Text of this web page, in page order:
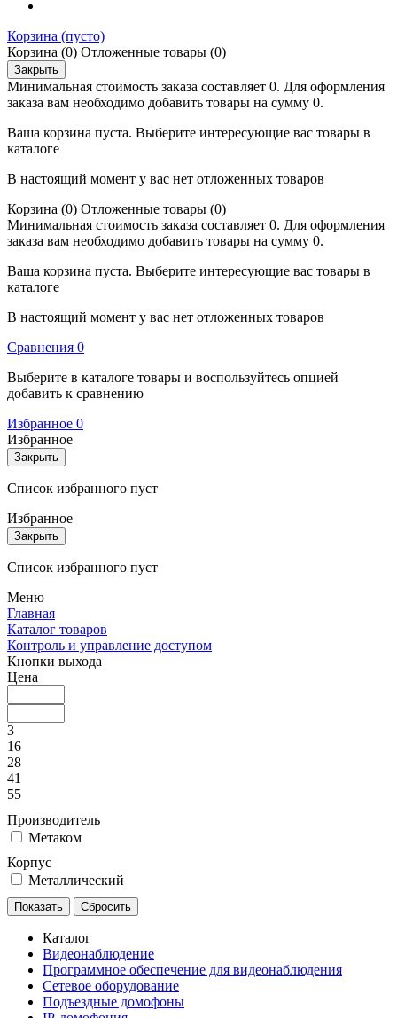
Корзина (пусто)
Корзина (0) Отложенные товары (0)
Закрыть
Минимальная стоимость заказа составляет 0. Для оформления
заказа вам необходимо добавить товары на сумму 0.
Ваша корзина пуста. Выберите интересующие вас товары в
каталоге
В настоящий момент у вас нет отложенных товаров
Корзина (0) Отложенные товары (0)
Минимальная стоимость заказа составляет 0. Для оформления
заказа вам необходимо добавить товары на сумму 0.
Ваша корзина пуста. Выберите интересующие вас товары в
каталоге
В настоящий момент у вас нет отложенных товаров
Cравнения 0
Выберите в каталоге товары и воспользуйтесь опцией
добавить к сравнению
Избранное 0
Избранное
Закрыть
Список избранного пуст
Избранное
Закрыть
Список избранного пуст
Меню
Главная
Каталог товаров
Контроль и управление доступом
Кнопки выхода
Цена
3
16
28
41
55
Производитель
Метаком
Корпус
Металлический
Каталог
Видеонаблюдение
Программное обеспечение для видеонаблюдения
Сетевое оборудование
Подъездные домофоны